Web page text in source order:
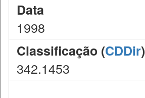
Data
1998
Classificação (CDDir)
342.1453